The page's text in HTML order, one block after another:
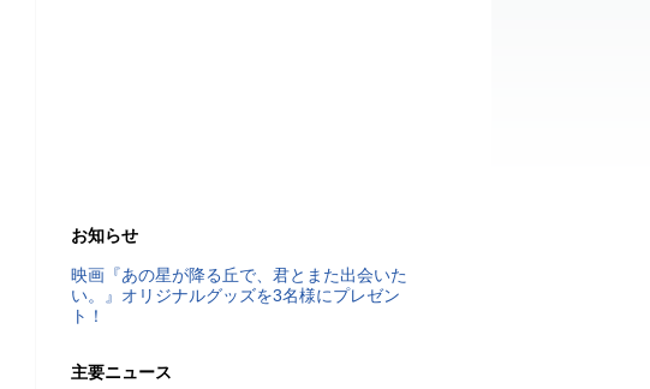
お知らせ
映画『あの星が降る丘で、君とまた出会いた
い。』オリジナルグッズを3名様にプレゼン
ト！
主要ニュース